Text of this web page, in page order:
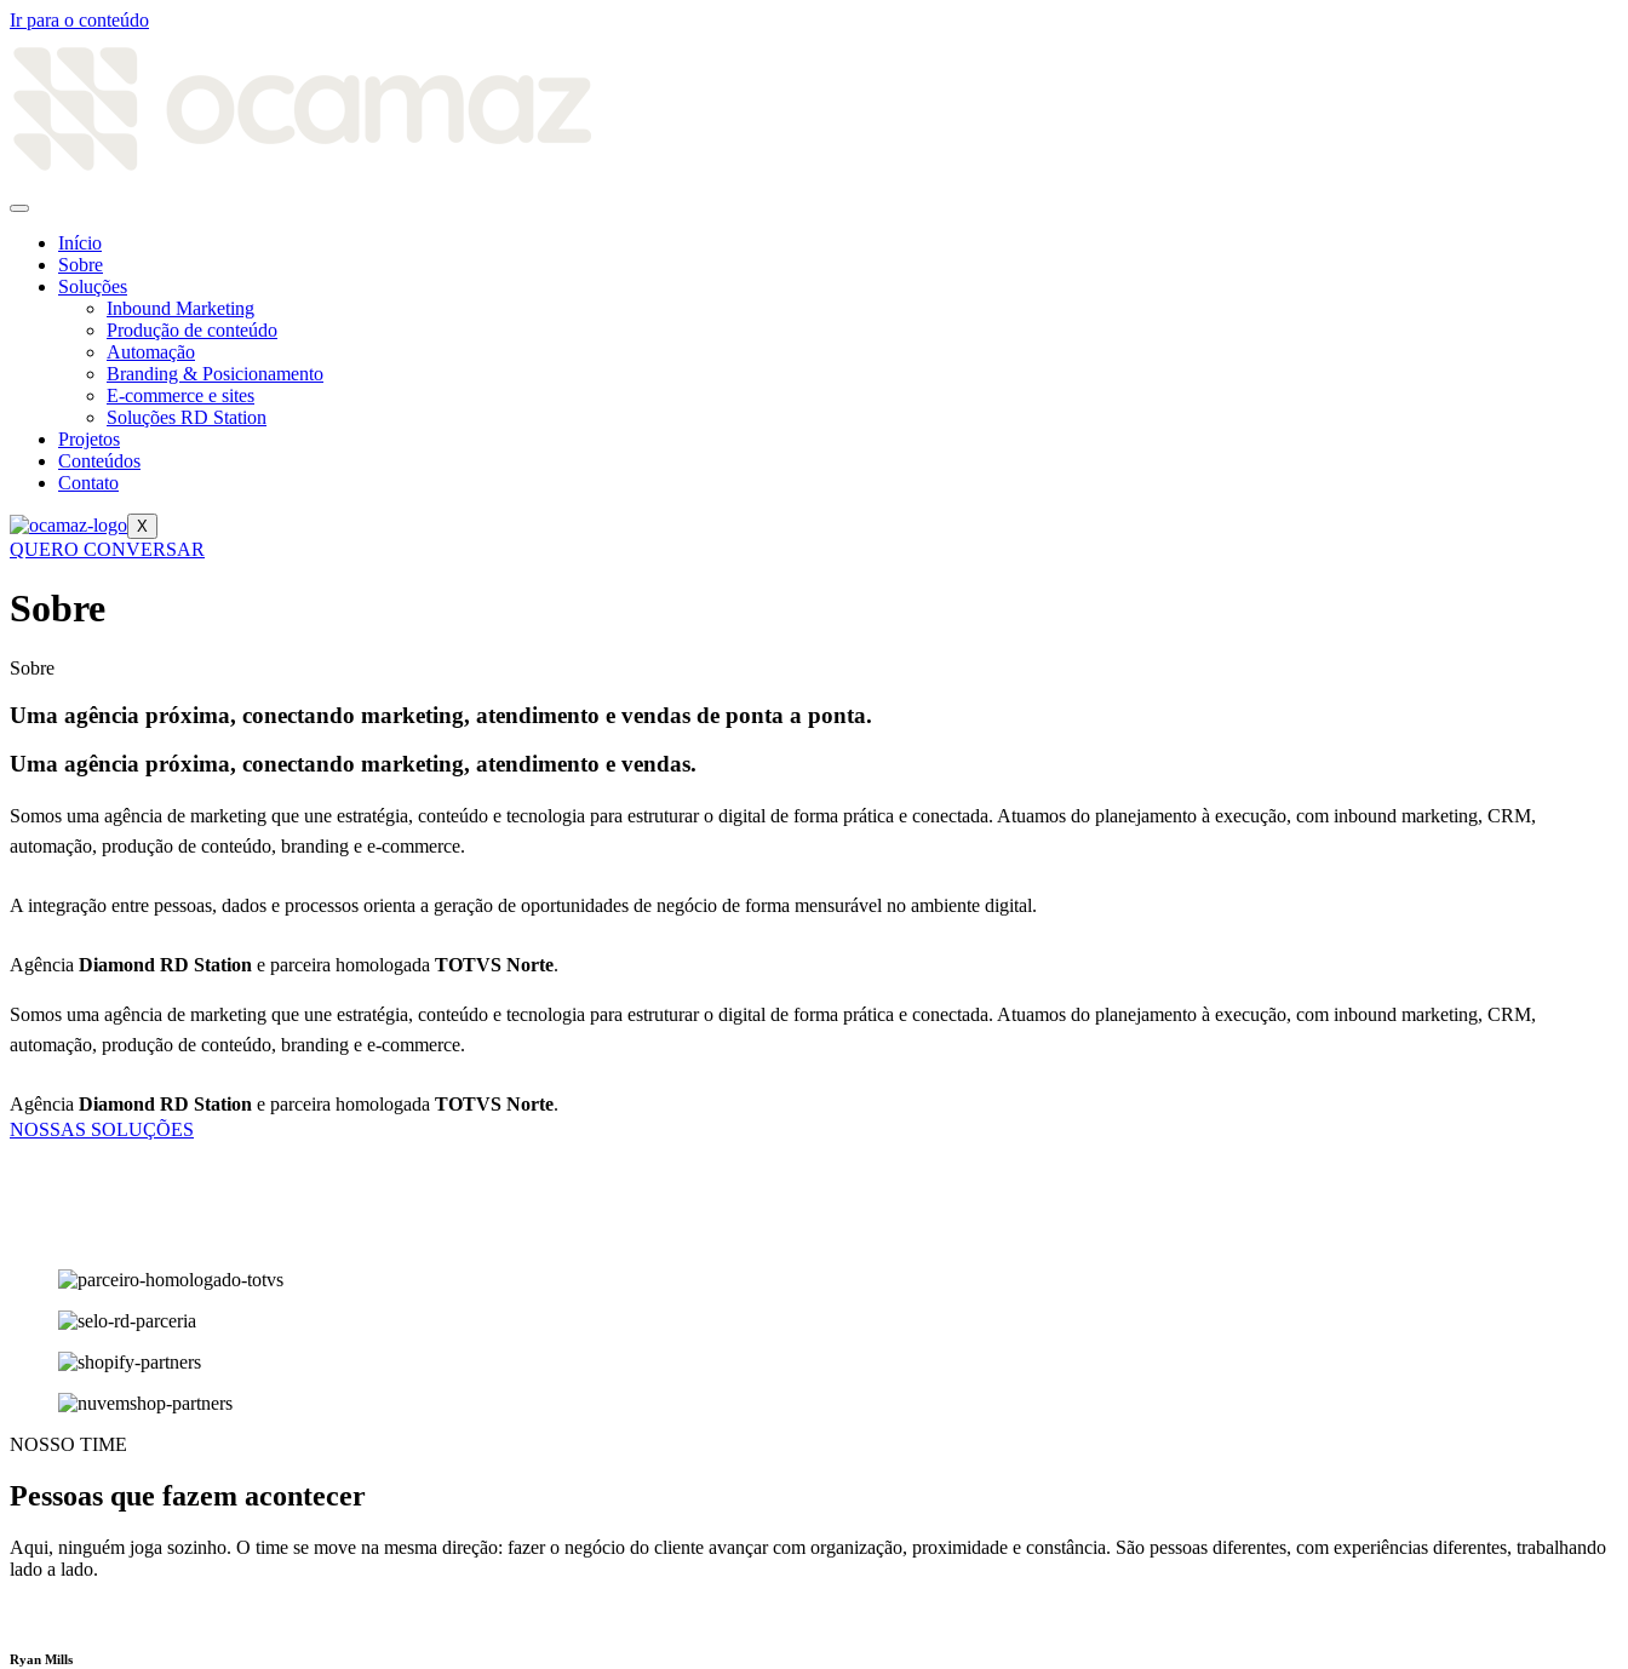
Ir para o conteúdo
Início
Sobre
Soluções
Inbound Marketing
Produção de conteúdo
Automação
Branding & Posicionamento
E-commerce e sites
Soluções RD Station
Projetos
Conteúdos
Contato
X
QUERO CONVERSAR
Sobre
Sobre
Uma agência próxima, conectando marketing, atendimento e vendas de ponta a ponta.
Uma agência próxima, conectando marketing, atendimento e vendas.
Somos uma agência de marketing que une estratégia, conteúdo e tecnologia para estruturar o digital de forma prática e conectada. Atuamos do planejamento à execução, com inbound marketing, CRM,
automação, produção de conteúdo, branding e e-commerce.
A integração entre pessoas, dados e processos orienta a geração de oportunidades de negócio de forma mensurável no ambiente digital.
Agência Diamond RD Station e parceira homologada TOTVS Norte.
Somos uma agência de marketing que une estratégia, conteúdo e tecnologia para estruturar o digital de forma prática e conectada. Atuamos do planejamento à execução, com inbound marketing, CRM,
automação, produção de conteúdo, branding e e-commerce.
Agência Diamond RD Station e parceira homologada TOTVS Norte.
NOSSAS SOLUÇÕES
NOSSO TIME
Pessoas que fazem acontecer
Aqui, ninguém joga sozinho. O time se move na mesma direção: fazer o negócio do cliente avançar com organização, proximidade e constância. São pessoas diferentes, com experiências diferentes, trabalhando
lado a lado.
Ryan Mills